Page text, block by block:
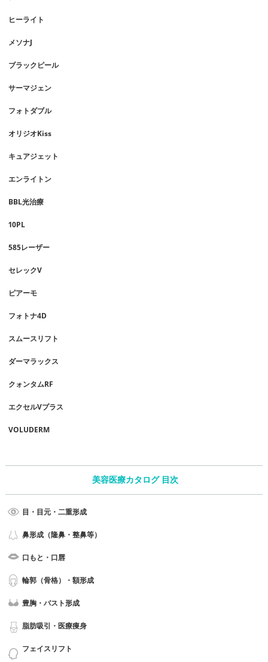
ヒーライト
メソナJ
ブラックピール
サーマジェン
フォトダブル
オリジオKiss
キュアジェット
エンライトン
BBL光治療
10PL
585レーザー
セレックV
ピアーモ
フォトナ4D
スムースリフト
ダーマラックス
クォンタムRF
エクセルVプラス
VOLUDERM
美容医療カタログ 目次
目・目元・二重形成
鼻形成（隆鼻・整鼻等）
口もと・口唇
輪郭（骨格）・額形成
豊胸・バスト形成
脂肪吸引・医療痩身
フェイスリフト